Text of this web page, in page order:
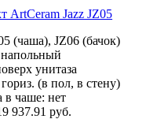
ArtCeram Jazz JZ05
(чаша), JZ06 (бачок)
унитаза
(в пол, в стену)
в чаше: нет
937.91 руб.